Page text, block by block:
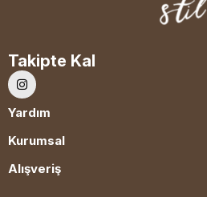
Takipte Kal
Yardım
Kurumsal
Alışveriş